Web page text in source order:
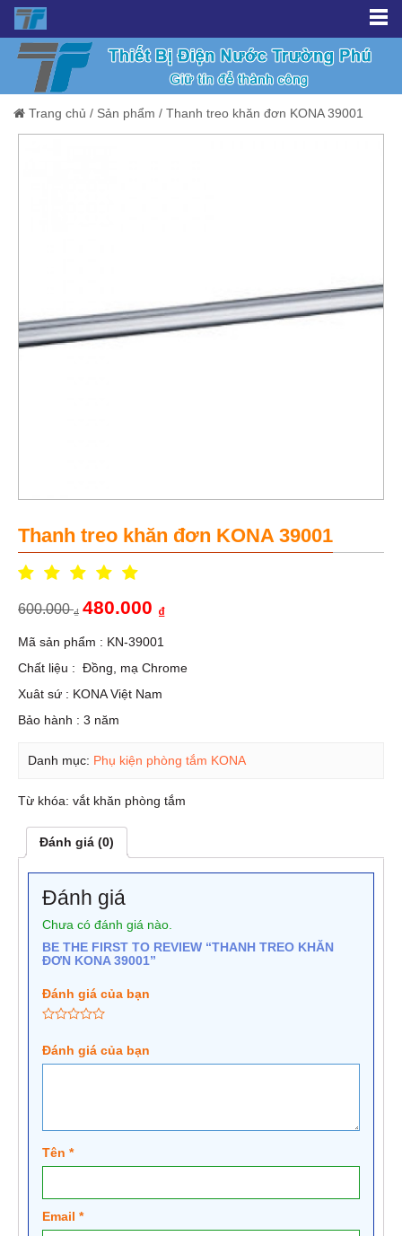
Trang chủ / Sản phẩm / Thanh treo khăn đơn KONA 39001
Thanh treo khăn đơn KONA 39001
600.000₫ 480.000 ₫
Mã sản phẩm : KN-39001
Chất liệu : Đồng, mạ Chrome
Xuât sứ : KONA Việt Nam
Bảo hành : 3 năm
Danh mục: Phụ kiện phòng tắm KONA
Từ khóa: vắt khăn phòng tắm
Đánh giá (0)
Đánh giá
Chưa có đánh giá nào.
BE THE FIRST TO REVIEW “THANH TREO KHĂN
ĐƠN KONA 39001”
Đánh giá của bạn
Đánh giá của bạn
Tên *
Email *